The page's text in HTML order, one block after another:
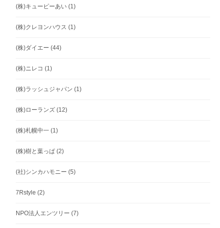
(株)キューピーあい (1)
(株)クレヨンハウス (1)
(株)ダイエー (44)
(株)ニレコ (1)
(株)ラッシュジャパン (1)
(株)ローランズ (12)
(株)札幌中一 (1)
(株)樹と葉っぱ (2)
(社)シンカハモニー (5)
7Rstyle (2)
NPO法人エンツリー (7)